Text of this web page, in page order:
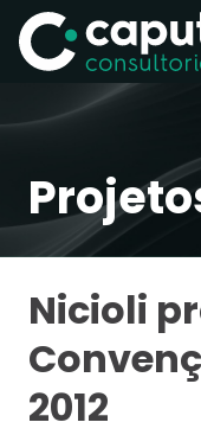
Nicioli
2012